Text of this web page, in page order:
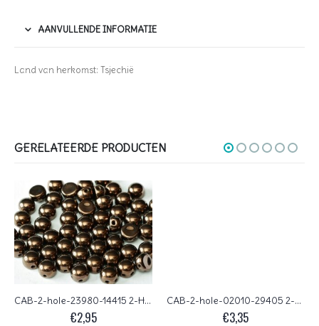
AANVULLENDE INFORMATIE
Land van herkomst: Tsjechië
GERELATEERDE PRODUCTEN
CAB-2-hole-23980-14415 2-Hole Cabochon Jet Bronze 25 Pc.
€2,95
CAB-2-hole-02010-29405 2-Hole Cabochon Alabaster Metallic Mat Silver 25 Pc.
€3,35